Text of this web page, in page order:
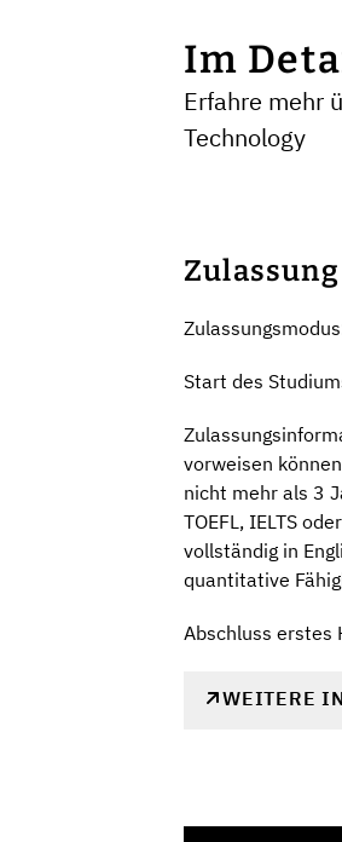
Im
Erfahre mehr
Technology
Zulassung
Start des
vorweisen
nicht mehr als 3
TOEFL, IELTS
vollständig in
quantitative
Abschluss erstes
WEITERE